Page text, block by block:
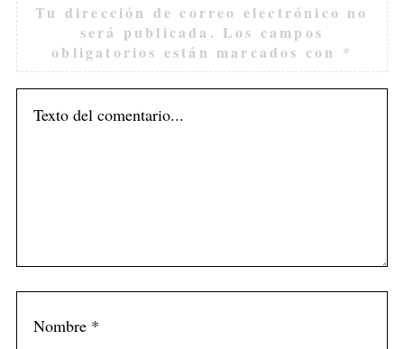
Tu dirección de correo electrónico no
será publicada. Los campos
obligatorios están marcados con *